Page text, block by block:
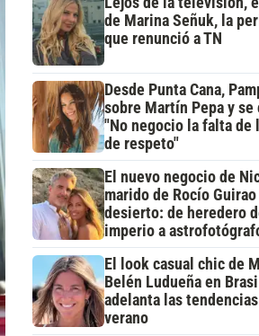
de Marina Señuk, la
que renunció a TN
Desde Punta Cana,
sobre Martín Pepa y se
"No negocio la falta de
de respeto"
El nuevo negocio de
marido de Rocío Guirao
desierto: de heredero
imperio a
El look casual chic de
Belén Ludueña en
adelanta las tendencias
verano